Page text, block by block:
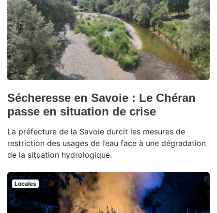
Sécheresse en Savoie : Le Chéran
passe en situation de crise
La préfecture de la Savoie durcit les mesures de
restriction des usages de l’eau face à une dégradation
de la situation hydrologique.
Locales